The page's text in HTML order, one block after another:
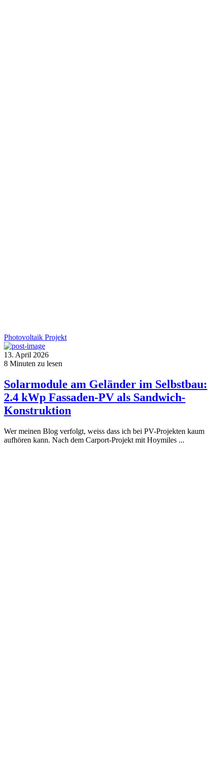
Photovoltaik Projekt
13. April 2026
8 Minuten zu lesen
Solarmodule am Geländer im Selbstbau:
2.4 kWp Fassaden-PV als Sandwich-
Konstruktion
Wer meinen Blog verfolgt, weiss dass ich bei PV-Projekten kaum
aufhören kann. Nach dem Carport-Projekt mit Hoymiles ...